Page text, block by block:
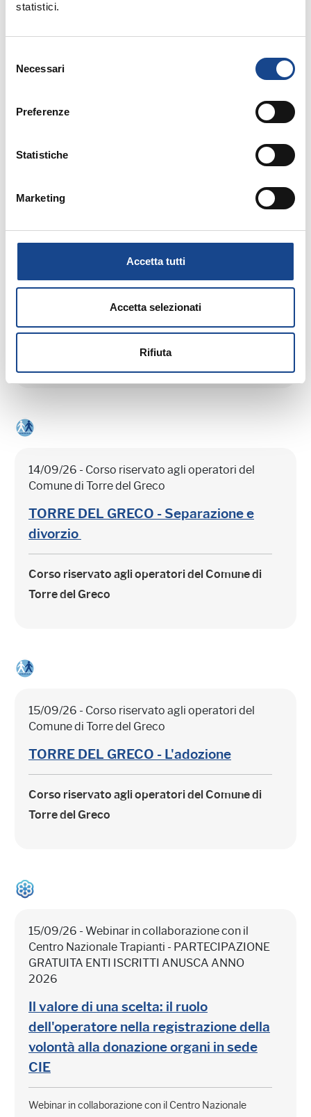
statistici.
delNecessari
Preferenze
Statistiche
Marketing
Accetta tutti
Accetta selezionati
Rifiuta
professionale
CASTEL SAN PIETRO TERME (BO) -
Seminario di aggiornamento professionale
03/09/26 - Seminario di aggiornamento
CASTEL SAN PIETRO TERME (BO) -
Seminario di aggiornamento professionale
14/09/26 - Corso riservato agli operatori del
Comune di Torre del Greco
TORRE DEL GRECO - Separazione e
divorzio
Corso riservato agli operatori del Comune di
Torre del Greco
15/09/26 - Corso riservato agli operatori del
Comune di Torre del Greco
TORRE DEL GRECO - L'adozione
Corso riservato agli operatori del Comune di
Torre del Greco
15/09/26 - Webinar in collaborazione con il
Centro Nazionale Trapianti - PARTECIPAZIONE
GRATUITA ENTI ISCRITTI ANUSCA ANNO
2026
Il valore di una scelta: il ruolo
dell'operatore nella registrazione della
volontà alla donazione organi in sede
CIE
Webinar in collaborazione con il Centro Nazionale